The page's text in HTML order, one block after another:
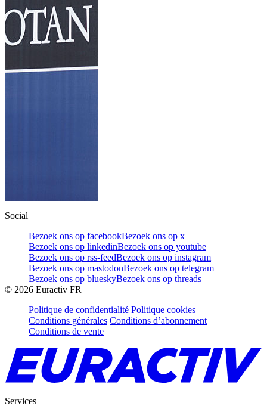
Social
Bezoek ons op facebookBezoek ons op x
Bezoek ons op linkedinBezoek ons op youtube
Bezoek ons op rss-feedBezoek ons op instagram
Bezoek ons op mastodonBezoek ons op telegram
Bezoek ons op blueskyBezoek ons op threads
© 2026 Euractiv FR
Politique de confidentialité Politique cookies
Conditions générales Conditions d’abonnement
Conditions de vente
Services